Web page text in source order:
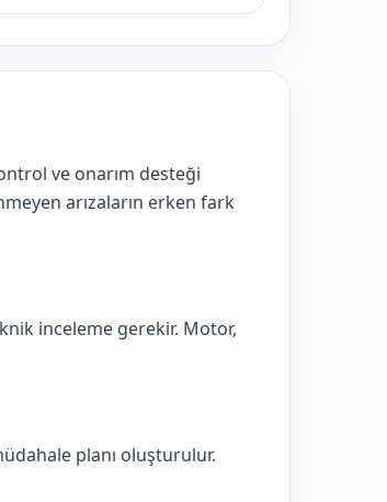
ve onarım desteği
arızaların erken fark
inceleme gerekir. Motor,
planı oluşturulur.